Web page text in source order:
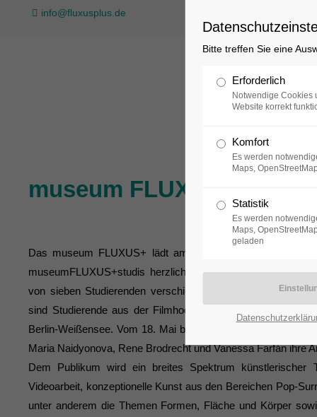
info@fluxusplus.de
Sammlung
museum FLUXUS+studis
Das museum FLUXUS+ lädt am 18. Mai 2017 im
museumFLUXUS+studis herzlich zur Vernissage der
von sieben Studierenden verschiedener Hochschulen aus
sind Studierende aus der Filmhochschule Babelsberg in
Berlin-Weißensee. Vom 18. Mai bis zum 18. Juni 2017
Maria Naidyonova, Rene Brodrecht und Vanessa Farfán ihre
Dem Publikum wird ein breites Spektrum künstlerischer
Videoarbeit, konzeptionelle Kunst aus den Bereichen Pop-
unter anderem die Themen Formen, Fläche und Körper
Bitte treffen Sie eine
Erforderlich
Notwendige Cookies
Website korrekt
Komfort
Es werden
Maps,
Statistik
Es werden
Maps,
geladen